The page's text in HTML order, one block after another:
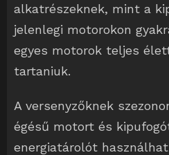
alkatrészeknek, mint a
jelenlegi motorokon
egyes motorok teljes
tartaniuk.
A versenyzőknek
égésű motort és
energiatárolót